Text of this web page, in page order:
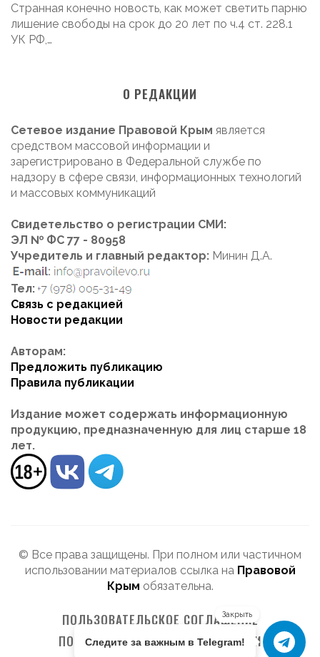
Странная конечно новость, как может светить парню
лишение свободы на срок до 20 лет по ч.4 ст. 228.1
УК РФ,…
О РЕДАКЦИИ
Сетевое издание Правовой Крым является
средством массовой информации и
зарегистрировано в Федеральной службе по
надзору в сфере связи, информационных технологий
и массовых коммуникаций
Свидетельство о регистрации СМИ:
ЭЛ № ФС 77 - 80958
Учредитель и главный редактор: Минин Д.А.
Тел:
Связь с редакцией
Новости редакции
Авторам:
Предложить публикацию
Правила публикации
Издание может содержать информационную
продукцию, предназначенную для лиц старше 18
лет.
© Все права защищены. При полном или частичном
использовании материалов ссылка на Правовой
Крым обязательна.
ПОЛЬЗОВАТЕЛЬСКОЕ СОГЛАШЕНИЕ
ПОЛИТИКА КОНФИДЕНЦИАЛЬНОСТИ
Закрыть
Следите за важным в Telegram!